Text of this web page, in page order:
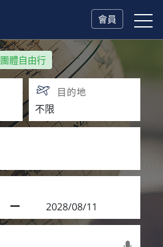
會員
團體自由行
目的地